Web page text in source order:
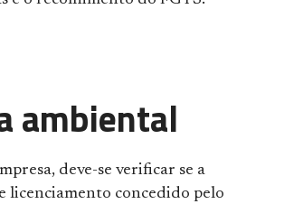
ambiental
deve-se verificar se a
licenciamento concedido pelo